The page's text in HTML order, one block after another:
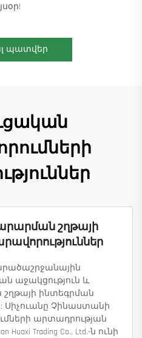
պատվեր
շղթայի
աջակցություն և
ինտեգրման
Սիչուանը Չինաստանի
արտադրության
Trading Co., Ltd.-ն ունի